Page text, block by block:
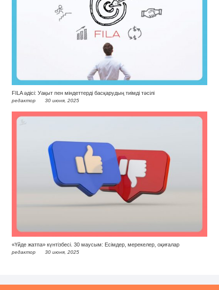
FILA әдісі: Уақыт пен міндеттерді басқарудың тиімді тәсілі
редактор 30 июня, 2025
«Үйде жатпа» күнтізбесі. 30 маусым: Есімдер, мерекелер, оқиғалар
редактор 30 июня, 2025